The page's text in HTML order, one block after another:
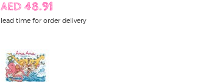
AED 48.91
lead time for order delivery